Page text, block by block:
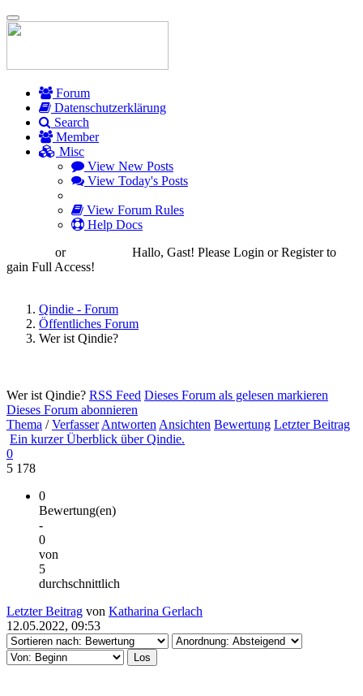
Toggle
navigation
Forum
Datenschutzerklärung
Search
Member
Misc
View New Posts
View Today's Posts
View Forum Rules
Help Docs
or
Hallo, Gast! Please Login or Register to
gain Full Access!
Qindie - Forum
Öffentliches Forum
Wer ist Qindie?
Wer ist Qindie? RSS Feed Dieses Forum als gelesen markieren
Dieses Forum abonnieren
Thema /Verfasser Antworten Ansichten Bewertung Letzter Beitrag
Ein kurzer Überblick über Qindie.
0
5 178
0
Bewertung(en)
-
0
von
5
durchschnittlich
Letzter Beitrag von Katharina Gerlach
12.05.2022, 09:53